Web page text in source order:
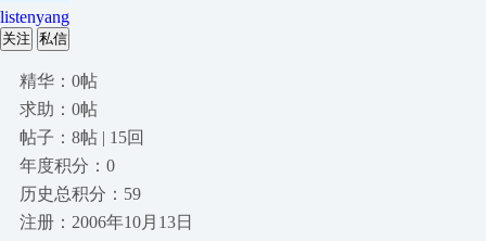
listenyang
关注 私信
精华：0帖
求助：0帖
帖子：8帖 | 15回
年度积分：0
历史总积分：59
注册：2006年10月13日